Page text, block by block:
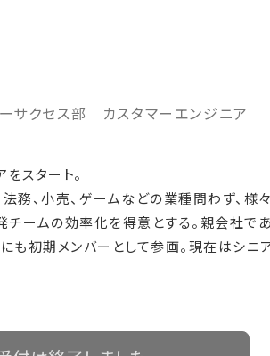
サクセス部 カスタマーエンジニア
スタート。
務、小売、ゲームなどの業種問わず、
チームの効率化を得意とする。親会社
も初期メンバーとして参画。現在はシ